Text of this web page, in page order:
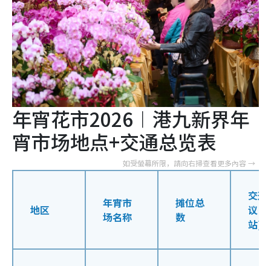
年宵花市2026︱港九新界年
宵市场地点+交通总览表
地区
年宵市
场名称
摊位总
数
交通
议 (
站)